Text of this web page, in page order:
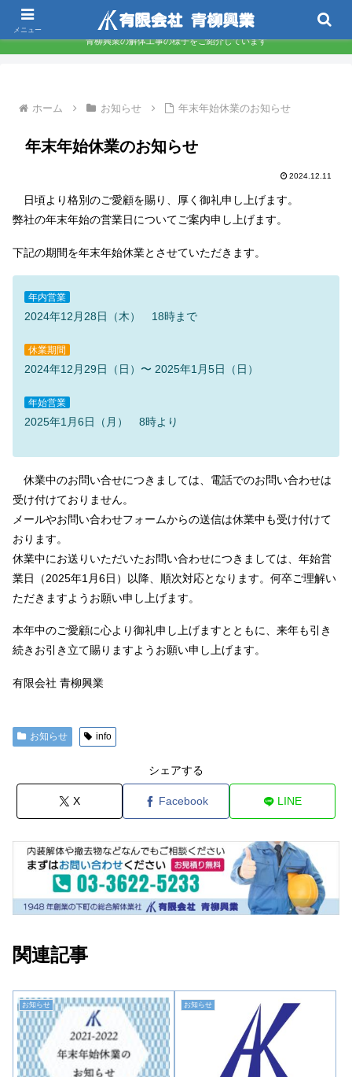
東京都墨田区 下町の解体屋さんです
青柳興業の解体工事の様子をご紹介しています
ホーム お知らせ 年末年始休業のお知らせ
年末年始休業のお知らせ
2024.12.11
日頃より格別のご愛顧を賜り、厚く御礼申し上げます。
弊社の年末年始の営業日についてご案内申し上げます。
下記の期間を年末年始休業とさせていただきます。
年内営業
2024年12月28日（木） 18時まで
休業期間
2024年12月29日（日）〜 2025年1月5日（日）
年始営業
2025年1月6日（月） 8時より
休業中のお問い合せにつきましては、電話でのお問い合わせは
受け付けておりません。
メールやお問い合わせフォームからの送信は休業中も受け付けて
おります。
休業中にお送りいただいたお問い合わせにつきましては、年始営
業日（2025年1月6日）以降、順次対応となります。何卒ご理解い
ただきますようお願い申し上げます。
本年中のご愛顧に心より御礼申し上げますとともに、来年も引き
続きお引き立て賜りますようお願い申し上げます。
有限会社 青柳興業
お知らせ info
シェアする
X Facebook LINE
関連記事
お知らせ お知らせ
メニュー